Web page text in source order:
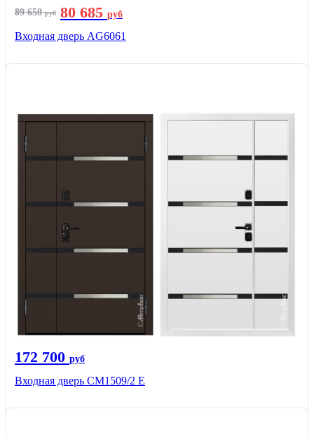
89 650руб 80 685 руб
Входная дверь AG6061
172 700 руб
Входная дверь CМ1509/2 Е